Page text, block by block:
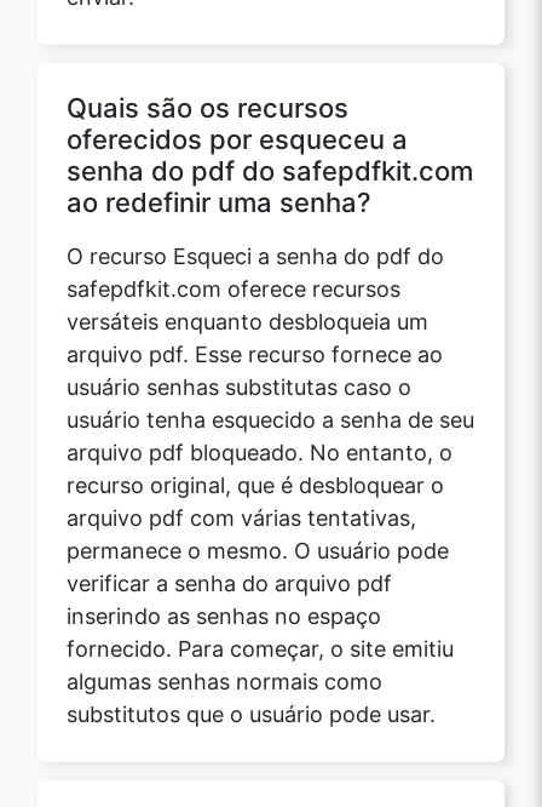
Quais são os recursos
oferecidos por esqueceu a
senha do pdf do safepdfkit.com
ao redefinir uma senha?
O recurso Esqueci a senha do pdf do
safepdfkit.com oferece recursos
versáteis enquanto desbloqueia um
arquivo pdf. Esse recurso fornece ao
usuário senhas substitutas caso o
usuário tenha esquecido a senha de seu
arquivo pdf bloqueado. No entanto, o
recurso original, que é desbloquear o
arquivo pdf com várias tentativas,
permanece o mesmo. O usuário pode
verificar a senha do arquivo pdf
inserindo as senhas no espaço
fornecido. Para começar, o site emitiu
algumas senhas normais como
substitutos que o usuário pode usar.